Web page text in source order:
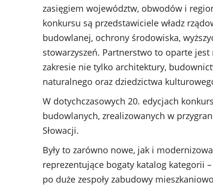
zasięgiem województw, obwodów i
konkursu są przedstawiciele władz
budowlanej, ochrony środowiska,
stowarzyszeń. Partnerstwo to oparte
zakresie nie tylko architektury,
naturalnego oraz dziedzictwa
W dotychczasowych 20. edycjach
budowlanych, zrealizowanych w
Słowacji.
Były to zarówno nowe, jak i
reprezentujące bogaty katalog kategorii
po duże zespoły zabudowy